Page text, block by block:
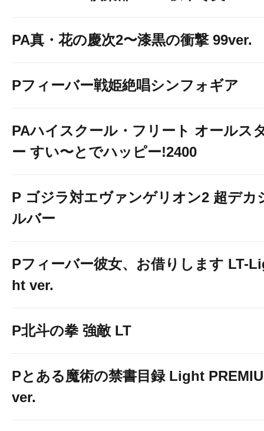
PA真・花の慶次2〜漆黒の衝撃 99ver.
Pフィーバー戦姫絶唱シンフォギア
PAハイスクール・フリート オールス
ー すい〜とでハッピー!2400
P ゴジラ対エヴァンゲリオン2 超デカ
ルバー
Pフィーバー彼女、お借りします LT-
ht ver.
P北斗の拳 強敵 LT
Pとある魔術の禁書目録 Light
ver.